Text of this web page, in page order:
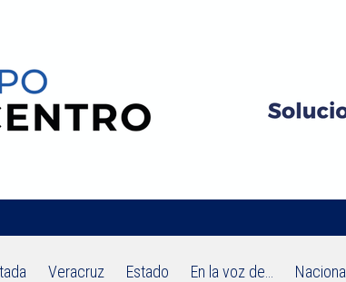
Veracruz Estado En la voz de… Nacional